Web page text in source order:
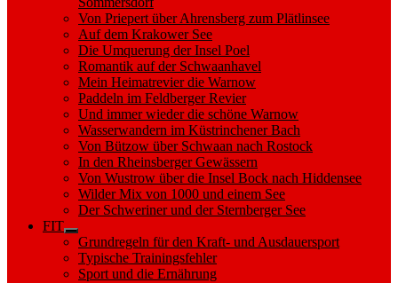
Von Priepert über Ahrensberg zum Plätlinsee
Auf dem Krakower See
Die Umquerung der Insel Poel
Romantik auf der Schwaanhavel
Mein Heimatrevier die Warnow
Paddeln im Feldberger Revier
Und immer wieder die schöne Warnow
Wasserwandern im Küstrinchener Bach
Von Bützow über Schwaan nach Rostock
In den Rheinsberger Gewässern
Von Wustrow über die Insel Bock nach Hiddensee
Wilder Mix von 1000 und einem See
Der Schweriner und der Sternberger See
FIT
Show
sub
menu
Grundregeln für den Kraft- und Ausdauersport
Typische Trainingsfehler
Sport und die Ernährung